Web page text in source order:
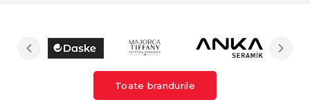
Toate brandurile